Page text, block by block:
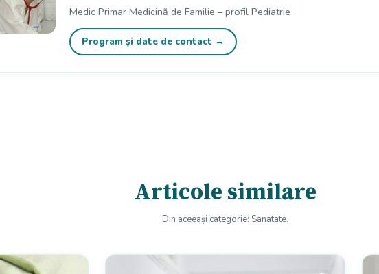
Medic Primar Medicină de Familie – profil Pediatrie
Program și date de contact →
Articole similare
Din aceeași categorie: Sanatate.